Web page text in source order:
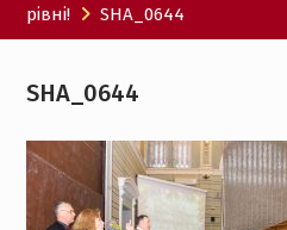
рівні!
SHA_0644
SHA_0644